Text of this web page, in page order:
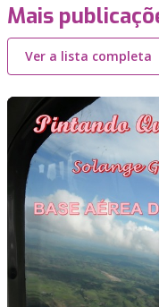
Mais
Ver a lista completa